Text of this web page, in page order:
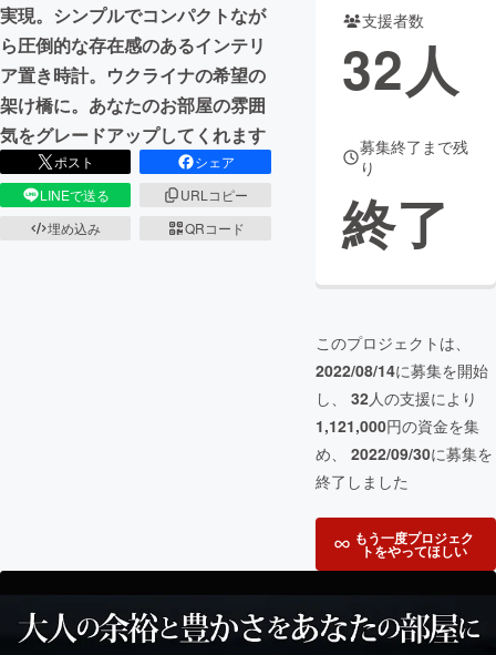
実現。シンプルでコンパクトなが
ら圧倒的な存在感のあるインテリ
ア置き時計。ウクライナの希望の
架け橋に。あなたのお部屋の雰囲
気をグレードアップしてくれます
ポスト
シェア
LINEで送る
URLコピー
埋め込み
QRコード
支援者数
32人
募集終了まで残
り
終了
このプロジェクトは、
2022/08/14に募集を開始
し、 32人の支援により
1,121,000円の資金を集
め、 2022/09/30に募集を
終了しました
もう一度プロジェク
トをやってほしい